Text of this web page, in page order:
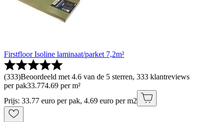
Firstfloor Isoline laminaat/parket 7,2m²
(333)Beoordeeld met 4.6 van de 5 sterren, 333 klantreviews
per pak33.774.69 per m²
Prijs: 33.77 euro per pak, 4.69 euro per m2